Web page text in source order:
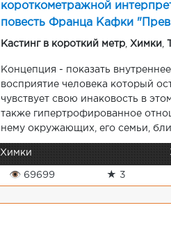
короткометражной
повесть Франца Кафки
Кастинг в короткий метр Химки
Концепция - показать внутреннее
восприятие человека который
чувствует свою инаковость в
также гипертрофированное
нему окружающих, его семьи,
Химки
👁 69699 ★ 3